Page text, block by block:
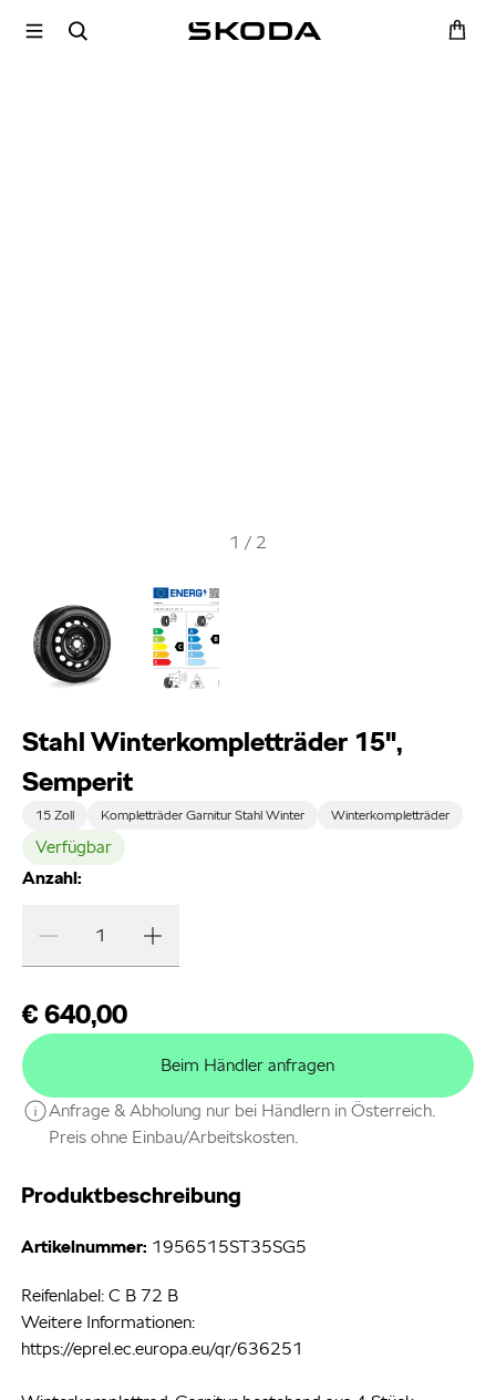
1 / 2
Produktbeschreibung
Artikelnummer: 1956515ST35SG5
Reifenlabel: C B 72 B
Weitere Informationen:
https://eprel.ec.europa.eu/qr/636251
Stahl Winterkompletträder 15",
Semperit
15 Zoll Kompletträder Garnitur Stahl Winter Winterkompletträder
Verfügbar
Anzahl:
€ 640,00
Beim Händler anfragen
Anfrage & Abholung nur bei Händlern in Österreich.
Preis ohne Einbau/Arbeitskosten.